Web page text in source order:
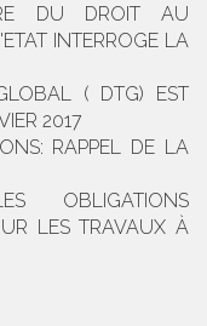
DU DROIT AU
INTERROGE LA
( DTG) EST
2017
RAPPEL DE LA
OBLIGATIONS
LES TRAVAUX À